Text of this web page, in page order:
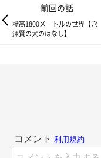
前回の話
標高1800メートルの世界【穴
澤賢の犬のはなし】